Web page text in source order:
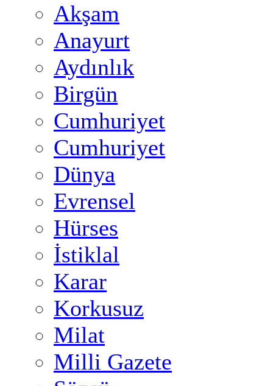
Akşam
Anayurt
Aydınlık
Birgün
Cumhuriyet
Cumhuriyet
Dünya
Evrensel
Hürses
İstiklal
Karar
Korkusuz
Milat
Milli Gazete